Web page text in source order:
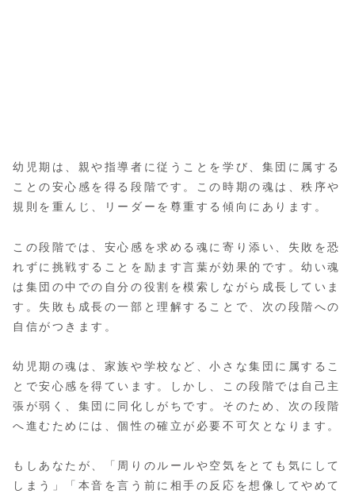
幼児期は、親や指導者に従うことを学び、集団に属する
ことの安心感を得る段階です。この時期の魂は、秩序や
規則を重んじ、リーダーを尊重する傾向にあります。
この段階では、安心感を求める魂に寄り添い、失敗を恐
れずに挑戦することを励ます言葉が効果的です。幼い魂
は集団の中での自分の役割を模索しながら成長していま
す。失敗も成長の一部と理解することで、次の段階への
自信がつきます。
幼児期の魂は、家族や学校など、小さな集団に属するこ
とで安心感を得ています。しかし、この段階では自己主
張が弱く、集団に同化しがちです。そのため、次の段階
へ進むためには、個性の確立が必要不可欠となります。
もしあなたが、「周りのルールや空気をとても気にして
しまう」「本音を言う前に相手の反応を想像してやめて